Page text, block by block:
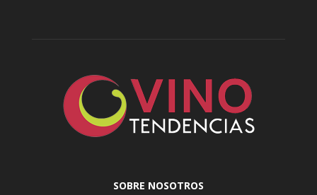
SOBRE NOSOTROS